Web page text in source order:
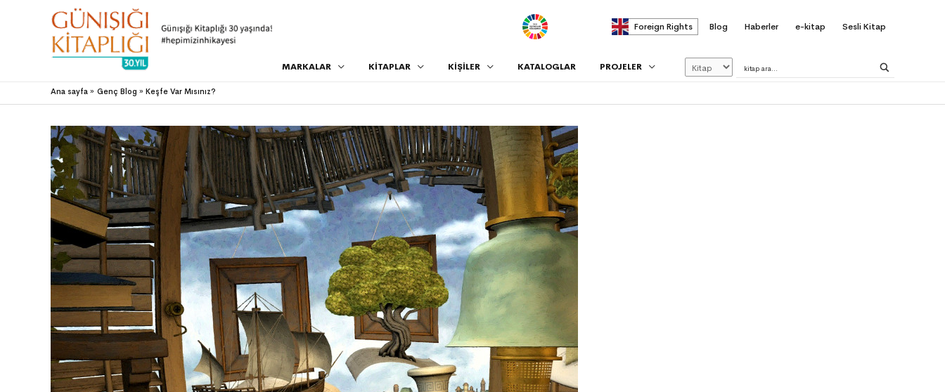
. Foreign Rights Blog Haberler e-kitap Sesli Kitap
MARKALAR KİTAPLAR KİŞİLER KATALOGLAR PROJELER
Ana sayfa Genç Blog Keşfe Var Mısınız?